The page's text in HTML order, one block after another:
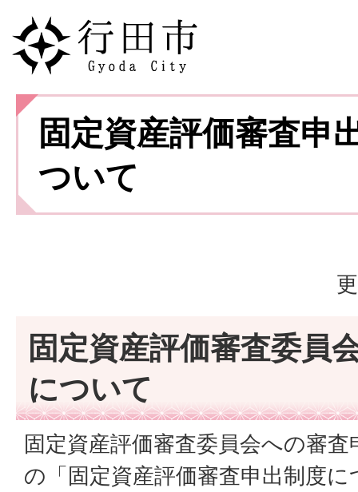
固定資産評価審査申
ついて
固定資産評価審査委員
について
固定資産評価審査委員会への審
の「固定資産評価審査申出制度